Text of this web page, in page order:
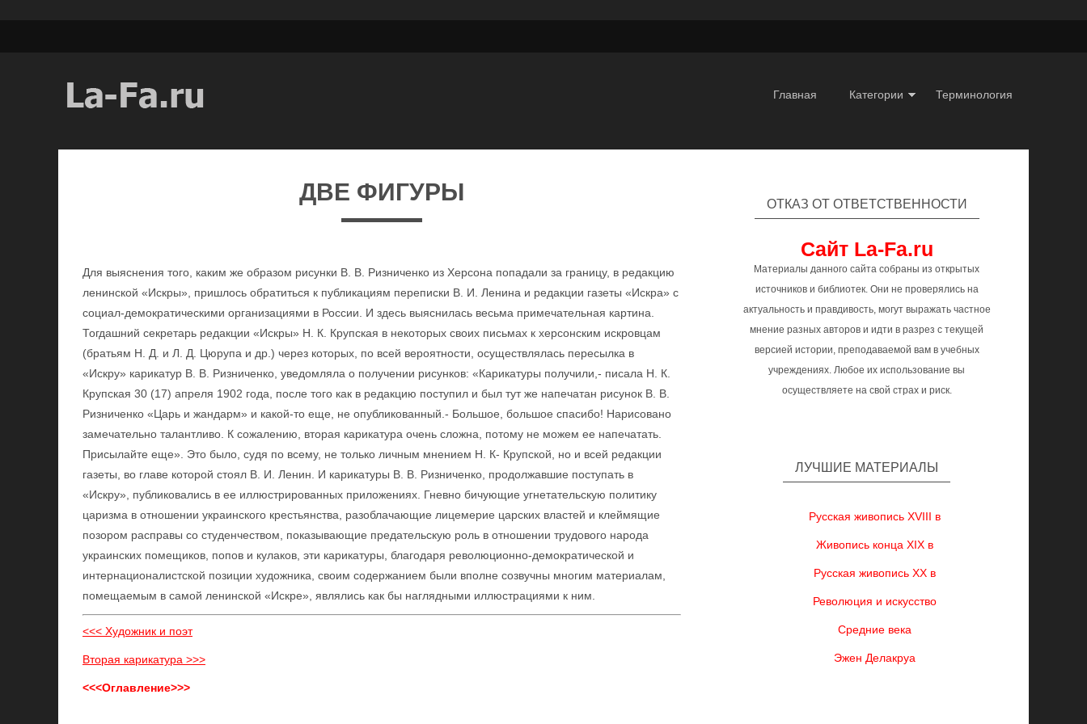
Главная Категории Терминология
ДВЕ ФИГУРЫ
Для выяснения того, каким же образом рисунки В. В. Ризниченко из Херсона попадали за границу, в редакцию
ленинской «Искры», пришлось обратиться к публикациям переписки В. И. Ленина и редакции газеты «Искра» с
социал-демократическими организациями в России. И здесь выяснилась весьма примечательная картина.
Тогдашний секретарь редакции «Искры» Н. К. Крупская в некоторых своих письмах к херсонским искровцам
(братьям Н. Д. и Л. Д. Цюрупа и др.) через которых, по всей вероятности, осуществлялась пересылка в
«Искру» карикатур В. В. Ризниченко, уведомляла о получении рисунков: «Карикатуры получили,- писала Н. К.
Крупская 30 (17) апреля 1902 года, после того как в редакцию поступил и был тут же напечатан рисунок В. В.
Ризниченко «Царь и жандарм» и какой-то еще, не опубликованный.- Большое, большое спасибо! Нарисовано
замечательно талантливо. К сожалению, вторая карикатура очень сложна, потому не можем ее напечатать.
Присылайте еще». Это было, судя по всему, не только личным мнением Н. К- Крупской, но и всей редакции
газеты, во главе которой стоял В. И. Ленин. И карикатуры В. В. Ризниченко, продолжавшие поступать в
«Искру», публиковались в ее иллюстрированных приложениях. Гневно бичующие угнетательскую политику
царизма в отношении украинского крестьянства, разоблачающие лицемерие царских властей и клеймящие
позором расправы со студенчеством, показывающие предательскую роль в отношении трудового народа
украинских помещиков, попов и кулаков, эти карикатуры, благодаря революционно-демократической и
интернационалистской позиции художника, своим содержанием были вполне созвучны многим материалам,
помещаемым в самой ленинской «Искре», являлись как бы наглядными иллюстрациями к ним.
<<< Художник и поэт
Вторая карикатура >>>
<<<Оглавление>>>
ОТКАЗ ОТ ОТВЕТСТВЕННОСТИ
Сайт La-Fa.ru
Материалы данного сайта собраны из открытых
источников и библиотек. Они не проверялись на
актуальность и правдивость, могут выражать частное
мнение разных авторов и идти в разрез с текущей
версией истории, преподаваемой вам в учебных
учреждениях. Любое их использование вы
осуществляете на свой страх и риск.
ЛУЧШИЕ МАТЕРИАЛЫ
Русская живопись XVIII в
Живопись конца XIX в
Русская живопись XX в
Революция и искусство
Средние века
Эжен Делакруа